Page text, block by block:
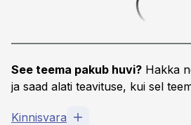
See teema pakub huvi? Hakka
ja saad alati teavituse, kui sel
Kinnisvara